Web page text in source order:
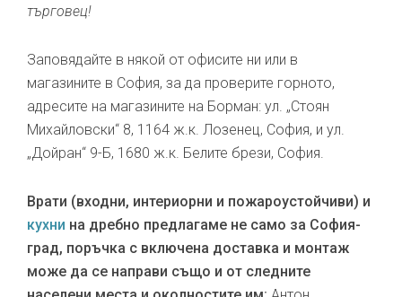
търговец!
Заповядайте в някой от офисите ни или в
магазините в София, за да проверите горното,
адресите на магазините на Борман: ул. „Стоян
Михайловски“ 8, 1164 ж.к. Лозенец, София, и ул.
„Дойран“ 9-Б, 1680 ж.к. Белите брези, София.
Врати (входни, интериорни и пожароустойчиви) и
кухни на дребно предлагаме не само за София-
град, поръчка с включена доставка и монтаж
може да се направи също и от следните